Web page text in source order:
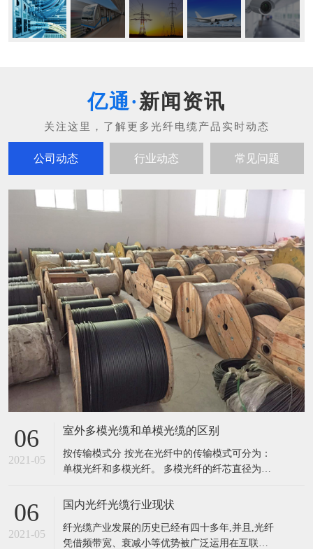
新闻资讯
公司动态 行业动态 常见问题
06
2021-05
室外多模光缆和单模光缆的区别
按传输模式分 按光在光纤中的传输模式可分为：
单模光纤和多模光纤。 多模光纤的纤芯直径为
直径为8.3μm，包层外直径125μm。光纤的工作波
纤损耗一般是随波长加长而减小，0.85
06
2021-05
国内光纤光缆行业现状
纤光缆产业发展的历史已经有四十多年,并且,光纤
凭借频带宽、衰减小等优势被广泛运用在互联